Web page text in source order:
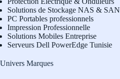
Solutions de Stockage NAS & SAN
PC Portables professionnels
Impression Professionnelle
Solutions Mobiles Entreprise
Serveurs Dell PowerEdge Tunisie
Univers Marques